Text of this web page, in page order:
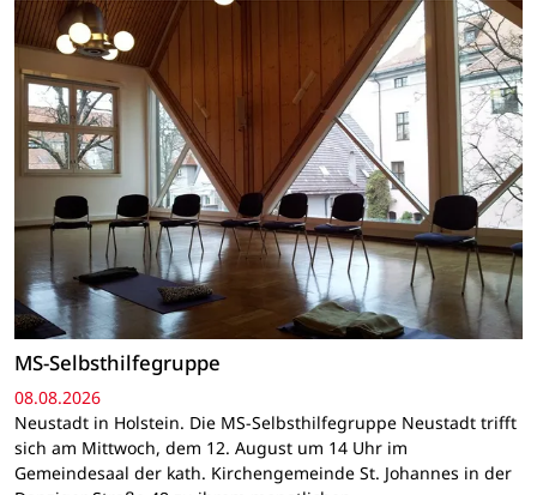
MS-Selbsthilfegruppe
08.08.2026
Neustadt in Holstein. Die MS-Selbsthilfegruppe Neustadt trifft
sich am Mittwoch, dem 12. August um 14 Uhr im
Gemeindesaal der kath. Kirchengemeinde St. Johannes in der